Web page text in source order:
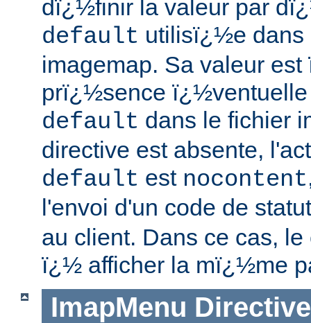
dï¿½finir la valeur par
default utilisï¿½e dans
imagemap. Sa valeur
prï¿½sence ï¿½ventuelle
default dans le fichier
directive est absente,
default est nocontent
l'envoi d'un code de
au client. Dans ce cas,
ï¿½ afficher la mï¿½me
ImapMenu Directive